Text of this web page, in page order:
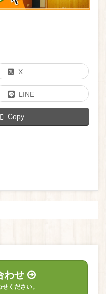
X
LINE
Copy
わせ
ください。